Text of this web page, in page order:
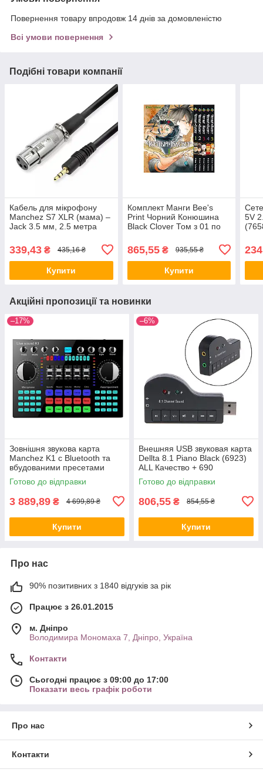
Повернення товару впродовж 14 днів за домовленістю
Всі умови повернення
Подібні товари компанії
Кабель для мікрофону
Manchez S7 XLR (мама) –
Jack 3.5 мм, 2.5 метра
339,43 ₴ 435,16 ₴
Купити
Комплект Манги Bee's
Print Чорний Конюшина
Black Clover Том з 01 по
BCSET 02
865,55₴ 935,55 ₴
Купити
5V
Акційні пропозиції та новинки
–17%
Зовнішня звукова карта
Manchez K1 c Bluetooth та
вбудованими пресетами
Black ALL Качество + 1351
Готово до відправки
3 889,89 ₴ 4 699,89 ₴
Купити
–6%
Внешняя USB звуковая карта
Dellta 8.1 Piano Black (6923)
ALL Качество + 690
Готово до відправки
806,55 ₴ 854,55 ₴
Купити
Про нас
90% позитивних з 1840 відгуків за рік
Працює з 26.01.2015
м. Дніпро
Володимира Мономаха 7, Дніпро, Україна
Контакти
Сьогодні працює з 09:00 до 17:00
Показати весь графік роботи
Про нас
Контакти